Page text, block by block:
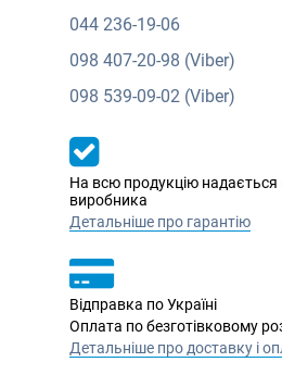
044 236-19-06
098 407-20-98 (Viber)
098 539-09-02 (Viber)
На всю продукцію надається
виробника
Детальніше про гарантію
Відправка по Україні
Оплата по безготівковому
Детальніше про доставку і